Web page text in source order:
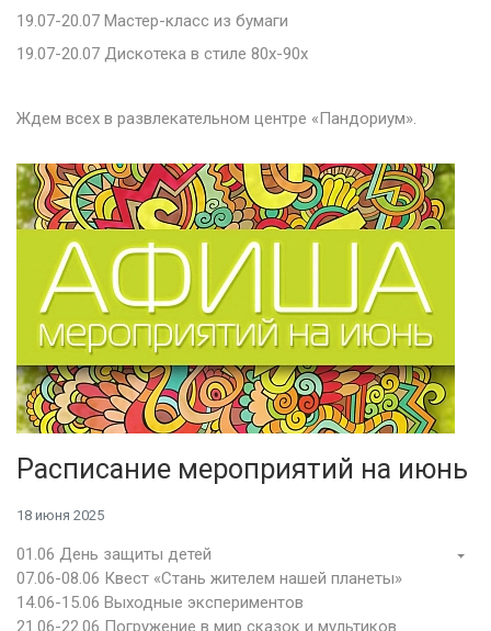
19.07-20.07 Мастер-класс из бумаги
19.07-20.07 Дискотека в стиле 80х-90х
Ждем всех в развлекательном центре «Пандориум».
Расписание мероприятий на июнь
18 июня 2025
01.06 День защиты детей
07.06-08.06 Квест «Стань жителем нашей планеты»
14.06-15.06 Выходные экспериментов
21.06-22.06 Погружение в мир сказок и мультиков